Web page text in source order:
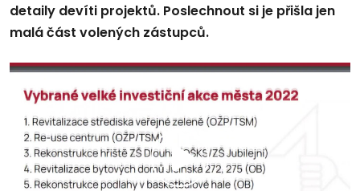
detaily devíti projektů. Poslechnout si je přišla jen
malá část volených zástupců.
Přehrát